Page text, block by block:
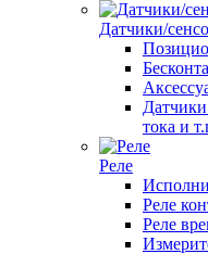
Датчики/
тока и
Реле
Реле
Реле